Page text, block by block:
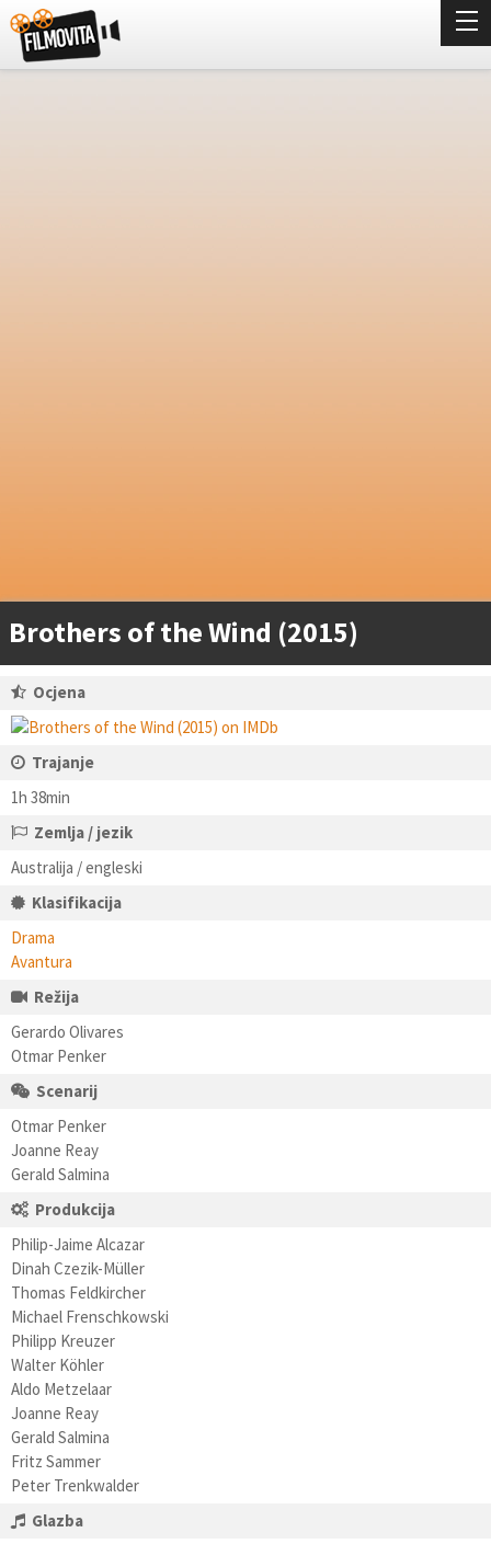
Brothers of the Wind (2015)
Ocjena
Trajanje
1h 38min
Zemlja / jezik
Australija / engleski
Klasifikacija
Drama
Avantura
Režija
Gerardo Olivares
Otmar Penker
Scenarij
Otmar Penker
Joanne Reay
Gerald Salmina
Produkcija
Philip-Jaime Alcazar
Dinah Czezik-Müller
Thomas Feldkircher
Michael Frenschkowski
Philipp Kreuzer
Walter Köhler
Aldo Metzelaar
Joanne Reay
Gerald Salmina
Fritz Sammer
Peter Trenkwalder
Glazba